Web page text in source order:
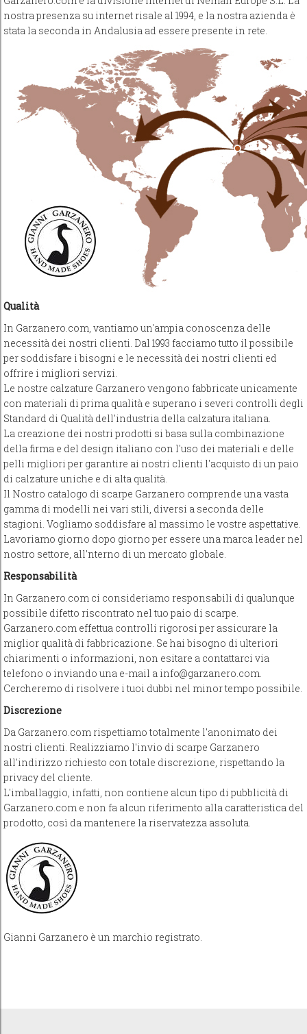
nostra presenza su internet risale al 1994, e la nostra azienda è
stata la seconda in Andalusia ad essere presente in rete.
Qualità
In Garzanero.com, vantiamo un'ampia conoscenza delle
necessità dei nostri clienti. Dal 1993 facciamo tutto il possibile
per soddisfare i bisogni e le necessità dei nostri clienti ed
offrire i migliori servizi.
Le nostre calzature Garzanero vengono fabbricate unicamente
con materiali di prima qualità e superano i severi controlli degli
Standard di Qualità dell'industria della calzatura italiana.
La creazione dei nostri prodotti si basa sulla combinazione
della firma e del design italiano con l'uso dei materiali e delle
pelli migliori per garantire ai nostri clienti l'acquisto di un paio
di calzature uniche e di alta qualità.
Il Nostro catalogo di scarpe Garzanero comprende una vasta
gamma di modelli nei vari stili, diversi a seconda delle
stagioni. Vogliamo soddisfare al massimo le vostre aspettative.
Lavoriamo giorno dopo giorno per essere una marca leader nel
nostro settore, all'nterno di un mercato globale.
Responsabilità
In Garzanero.com ci consideriamo responsabili di qualunque
possibile difetto riscontrato nel tuo paio di scarpe.
Garzanero.com effettua controlli rigorosi per assicurare la
miglior qualità di fabbricazione. Se hai bisogno di ulteriori
chiarimenti o informazioni, non esitare a contattarci via
telefono o inviando una e-mail a info@garzanero.com.
Cercheremo di risolvere i tuoi dubbi nel minor tempo possibile.
Discrezione
Da Garzanero.com rispettiamo totalmente l'anonimato dei
nostri clienti. Realizziamo l'invio di scarpe Garzanero
all'indirizzo richiesto con totale discrezione, rispettando la
privacy del cliente.
L'imballaggio, infatti, non contiene alcun tipo di pubblicità di
Garzanero.com e non fa alcun riferimento alla caratteristica del
prodotto, così da mantenere la riservatezza assoluta.
Gianni Garzanero è un marchio registrato.